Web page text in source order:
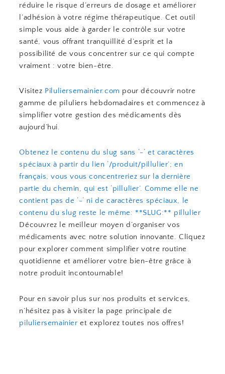
réduire le risque d’erreurs de dosage et améliorer
l’adhésion à votre régime thérapeutique. Cet outil
simple vous aide à garder le contrôle sur votre
santé, vous offrant tranquillité d’esprit et la
possibilité de vous concentrer sur ce qui compte
vraiment : votre bien-être.
Visitez Piluliersemainier.com pour découvrir notre
gamme de piluliers hebdomadaires et commencez à
simplifier votre gestion des médicaments dès
aujourd’hui.
Obtenez le contenu du slug sans ‘-‘ et caractères
spéciaux à partir du lien ‘/produit/pillulier’; en
français, vous vous concentreriez sur la dernière
partie du chemin, qui est ‘pillulier’. Comme elle ne
contient pas de ‘-‘ ni de caractères spéciaux, le
contenu du slug reste le même: **SLUG:** pillulier
Découvrez le meilleur moyen d’organiser vos
médicaments avec notre solution innovante. Cliquez
pour explorer comment simplifier votre routine
quotidienne et améliorer votre bien-être grâce à
notre produit incontournable!
Pour en savoir plus sur nos produits et services,
n’hésitez pas à visiter la page principale de
piluliersemainier et explorez toutes nos offres!